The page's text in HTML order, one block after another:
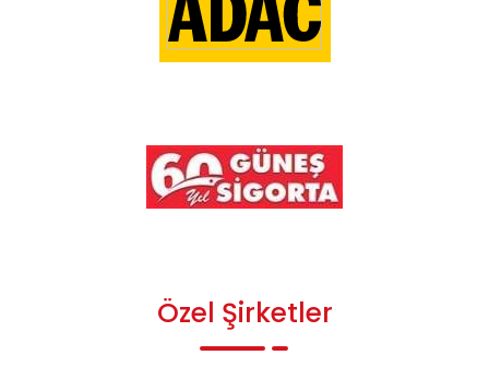
Özel Şirketler